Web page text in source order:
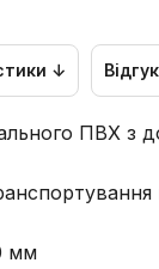
↓
ПВХ
мм